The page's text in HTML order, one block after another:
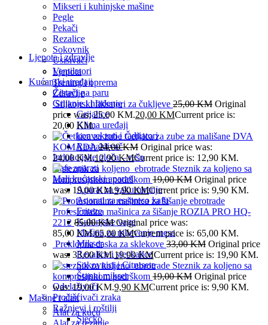
Mikseri i kuhinjske mašine
Pegle
Pekači
Rezalice
Sokovnik
Usisivači
Ventilatori
Kućanski uređaji
Čistači na paru
Grijanje i hlađenje
Grijalice
Klima uređaji
konvektori i radijatori
Rashalđivač
Indukcijske ploča – rešo
Kafe aparati
Mali kućanski aparati
Aparat za vakumiranje
Aparati za esspreso kafu
Friteze
Kuhinjske vage
Mašina za mljevenje mesa
Mikser
Rezalice i sjeckalice
Sokovnici i Citrusete
Štapni mikser
Odvlaživači
Pročišćivači zraka
Ražnjevi i roštilji
Sjecko
Ljepota i zdravlje
Ljepota
Trening i oprema
Zdravlje
Silikonski fiksatori za čukljeve 25,00KM Original
price was: 25,00 KM.20,00 KMCurrent price is:
20,00 KM.
Četkica za zube za mališane DVA
KOMADA24,00KM Original price was:
24,00 KM.12,90KMCurrent price is: 12,90 KM.
Steznik za koljeno sa
kompresijskom podrškom 19,00KM Original price
was: 19,00 KM.9,90KMCurrent price is: 9,90 KM.
Profesionalna mašinica za šišanje ROZIA PRO HQ-
2212 85,00KM Original price was:
85,00 KM.65,00KMCurrent price is: 65,00 KM.
Preklopna daska za sklekove 33,00KM Original price
was: 33,00 KM.19,90KMCurrent price is: 19,90 KM.
Steznik za koljeno sa
kompresijskom podrškom 19,00KM Original price
was: 19,00 KM.9,90 KMCurrent price is: 9,90 KM.
Mašine i alati
Alat za kuću
Alat za rezanje